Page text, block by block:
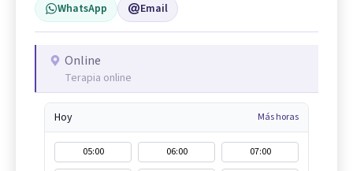
WhatsApp Email
Online
Terapia online
Hoy Más horas
05:00 06:00
07:00